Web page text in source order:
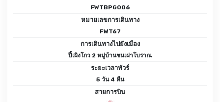
FWTBPG006
หมายเลขการเดินทาง
FWT67
การเดินทางไปยังเมือง
ปี้เผิงโกว 2 หมู่บ้านชนเผ่าโบราณ
ระยะเวลาทัวร์
5 วัน 4 คืน
สายการบิน